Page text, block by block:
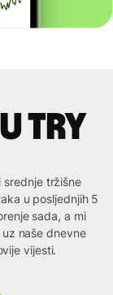
TRY
srednje tržišne
u posljednjih 5
sada, a mi
naše dnevne
vijesti.